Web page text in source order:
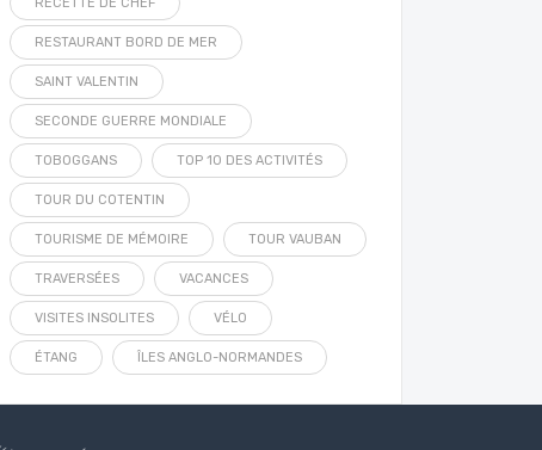
RESTAURANT BORD DE MER
SAINT VALENTIN
SECONDE GUERRE MONDIALE
TOBOGGANS TOP 10 DES ACTIVITÉS
TOUR DU COTENTIN
TOURISME DE MÉMOIRE TOUR VAUBAN
TRAVERSÉES VACANCES
VISITES INSOLITES VÉLO
ÉTANG ÎLES ANGLO-NORMANDES